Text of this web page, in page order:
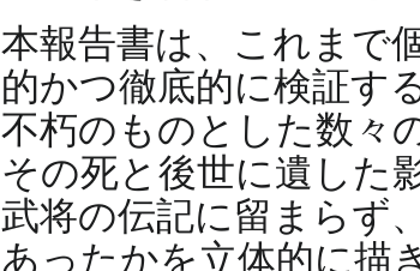
本報告書は、これまで
的かつ徹底的に検証す
不朽のものとした数々
その死と後世に遺した
武将の伝記に留まらず
あったかを立体的に描